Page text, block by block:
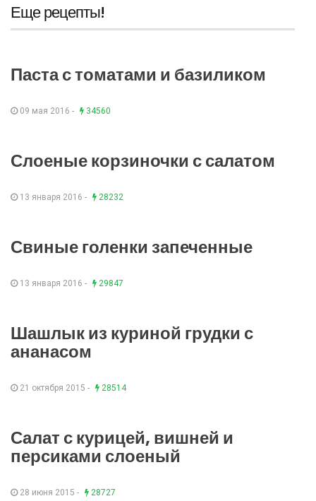
Еще рецепты!
Паста с томатами и базиликом
09 мая 2016 - 34560
Слоеные корзиночки с салатом
13 января 2016 - 28232
Свиные голенки запеченные
13 января 2016 - 29847
Шашлык из куриной грудки с
ананасом
21 октября 2015 - 28514
Салат с курицей, вишней и
персиками слоеный
28 июня 2015 - 28727